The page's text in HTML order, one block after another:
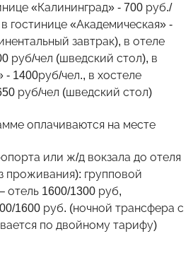
«Калининград» - 700 руб./
гостинице «Академическая» -
завтрак), в отеле
руб/чел (шведский стол), в
1400руб/чел., в хостеле
руб/чел (шведский стол)
оплачиваются на месте
или ж/д вокзала до отеля
проживания): групповой
отель 1600/1300 руб,
1600 руб. (ночной трансфера с
по двойному тарифу)